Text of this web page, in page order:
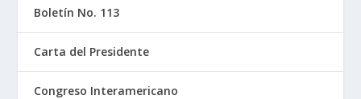
Boletín No. 113
Carta del Presidente
Congreso Interamericano